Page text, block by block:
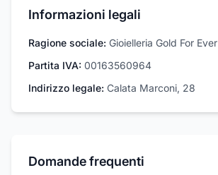
Informazioni legali
Ragione sociale: Gioielleria Gold For Ever
Partita IVA: 00163560964
Indirizzo legale: Calata Marconi, 28
Domande frequenti